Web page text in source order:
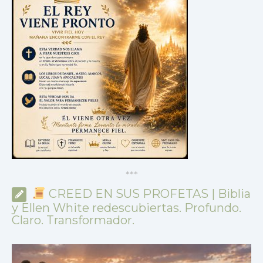
***
CREED EN SUS PROFETAS | Biblia
y Ellen White redescubiertas. Profundo.
Claro. Transformador.